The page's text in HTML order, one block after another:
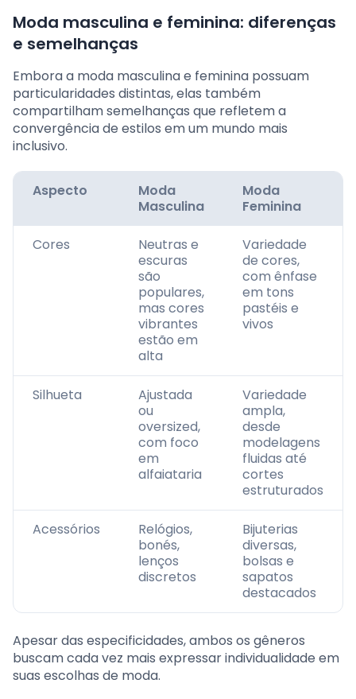
Moda masculina e feminina: diferenças
e semelhanças
Embora a moda masculina e feminina possuam
particularidades distintas, elas também
compartilham semelhanças que refletem a
convergência de estilos em um mundo mais
inclusivo.
Aspecto
Moda
Masculina
Moda
Feminina
Cores
Neutras e
escuras
são
populares,
mas cores
vibrantes
estão em
alta
Variedade
de cores,
com ênfase
em tons
pastéis e
vivos
Silhueta
Ajustada
ou
oversized,
com foco
em
alfaiataria
Variedade
ampla,
desde
modelagens
fluidas até
cortes
estruturados
Acessórios
Relógios,
bonés,
lenços
discretos
Bijuterias
diversas,
bolsas e
sapatos
destacados
Apesar das especificidades, ambos os gêneros
buscam cada vez mais expressar individualidade em
suas escolhas de moda.